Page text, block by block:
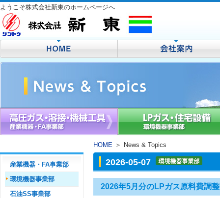
ようこそ株式会社新東のホームページへ
HOME ＞ News & Topics
産業機器・FA事業部
環境機器事業部
石油SS事業部
2026-05-07
2026年5月分のLPガス原料費調